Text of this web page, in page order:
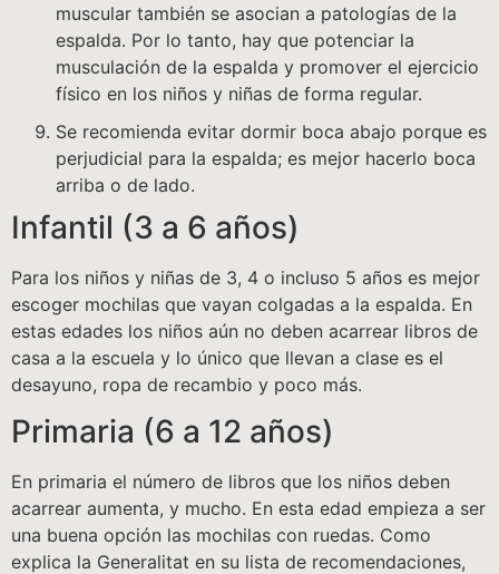
muscular también se asocian a patologías de la
espalda. Por lo tanto, hay que potenciar la
musculación de la espalda y promover el ejercicio
físico en los niños y niñas de forma regular.
Se recomienda evitar dormir boca abajo porque es
perjudicial para la espalda; es mejor hacerlo boca
arriba o de lado.
Infantil (3 a 6 años)
Para los niños y niñas de 3, 4 o incluso 5 años es mejor
escoger mochilas que vayan colgadas a la espalda. En
estas edades los niños aún no deben acarrear libros de
casa a la escuela y lo único que llevan a clase es el
desayuno, ropa de recambio y poco más.
Primaria (6 a 12 años)
En primaria el número de libros que los niños deben
acarrear aumenta, y mucho. En esta edad empieza a ser
una buena opción las mochilas con ruedas. Como
explica la Generalitat en su lista de recomendaciones,